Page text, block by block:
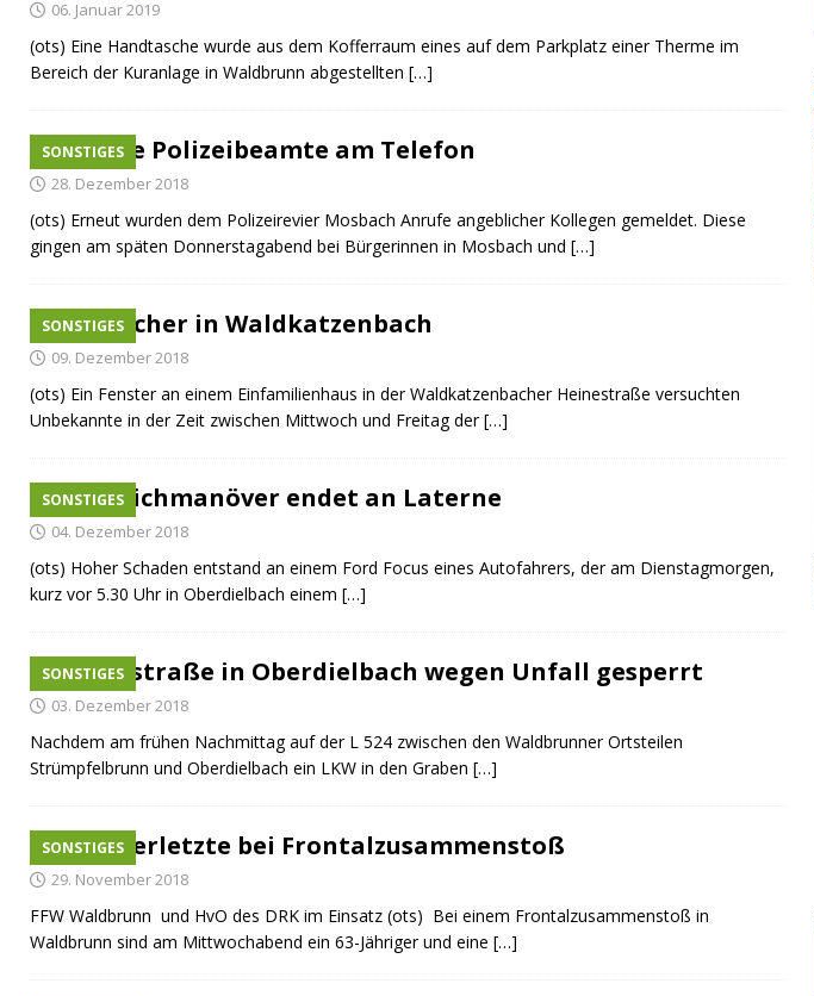
[ 08. Juli 2026 ] Dorfgeschichte sichtbar gemacht
KULTUR
06. Januar 2019
(ots) Eine Handtasche wurde aus dem Kofferraum eines auf dem Parkplatz einer Therme im
Bereich der Kuranlage in Waldbrunn abgestellten […]
SONSTIGES
Falsche Polizeibeamte am Telefon
28. Dezember 2018
(ots) Erneut wurden dem Polizeirevier Mosbach Anrufe angeblicher Kollegen gemeldet. Diese
gingen am späten Donnerstagabend bei Bürgerinnen in Mosbach und […]
SONSTIGES
Einbrecher in Waldkatzenbach
09. Dezember 2018
(ots) Ein Fenster an einem Einfamilienhaus in der Waldkatzenbacher Heinestraße versuchten
Unbekannte in der Zeit zwischen Mittwoch und Freitag der[…]
SONSTIGES
Ausweichmanöver endet an Laterne
04. Dezember 2018
(ots) Hoher Schaden entstand an einem Ford Focus eines Autofahrers, der am Dienstagmorgen,
kurz vor 5.30 Uhr in Oberdielbach einem […]
SONSTIGES
Hauptstraße in Oberdielbach wegen Unfall gesperrt
03. Dezember 2018
Nachdem am frühen Nachmittag auf der L 524 zwischen den Waldbrunner Ortsteilen
Strümpfelbrunn und Oberdielbach ein LKW in den Graben […]
SONSTIGES
Zwei Verletzte bei Frontalzusammenstoß
29. November 2018
FFW Waldbrunn und HvO des DRK im Einsatz (ots) Bei einem Frontalzusammenstoß in
Waldbrunn sind am Mittwochabend ein 63-Jähriger und eine […]